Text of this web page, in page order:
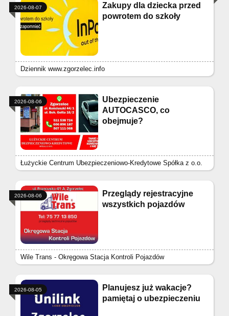
Zakupy dla dziecka przed
powrotem do szkoły
Dziennik www.zgorzelec.info
2026-08-07
Ubezpieczenie
AUTOCASCO, co
obejmuje?
Łużyckie Centrum Ubezpieczeniowo-Kredytowe Spółka z o.o.
2026-08-06
Przeglądy rejestracyjne
wszystkich pojazdów
Wile Trans - Okręgowa Stacja Kontroli Pojazdów
2026-08-06
Planujesz już wakacje?
pamiętaj o ubezpieczeniu
2026-08-05